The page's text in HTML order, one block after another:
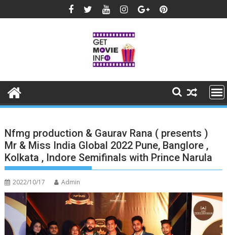
to
Nfmg production & Gaurav Rana ( presents )
Mr & Miss India Global 2022 Pune, Banglore ,
Kolkata , Indore Semifinals with Prince Narula
2022/10/17 Admin